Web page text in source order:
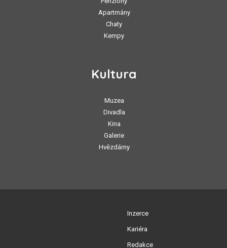
Apartmány
Chaty
Kempy
Kultura
Muzea
Divadla
Kina
Galerie
Hvězdárny
Inzerce
Kariéra
Redakce